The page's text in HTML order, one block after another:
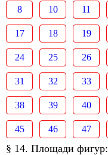
8 10 11
17 18 19
24 25 26
31 32 33
38 39 40
45 46 47
§ 14. Площади фигур: